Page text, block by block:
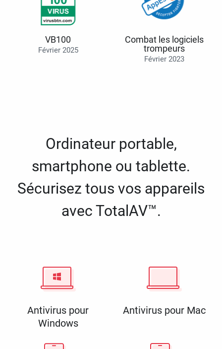
VB100
Février 2025
Combat les logiciels
trompeurs
Février 2023
Ordinateur portable,
smartphone ou tablette.
Sécurisez tous vos appareils
avec TotalAV™.
Antivirus pour
Windows
Antivirus pour Mac